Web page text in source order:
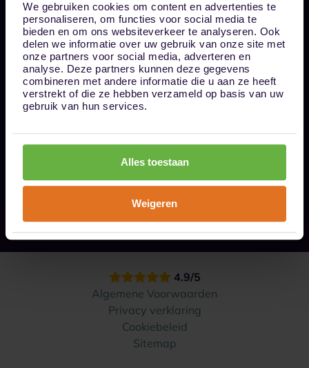
We gebruiken cookies om content en advertenties te
personaliseren, om functies voor social media te
bieden en om ons websiteverkeer te analyseren. Ook
delen we informatie over uw gebruik van onze site met
onze partners voor social media, adverteren en
analyse. Deze partners kunnen deze gegevens
combineren met andere informatie die u aan ze heeft
verstrekt of die ze hebben verzameld op basis van uw
gebruik van hun services.
Alles toestaan
Weigeren
Bel ons op 085 - 0161611
info@1box.nl
Volg ons
Onze opslaglocaties
Hoe werkt het?
4.9/5
Algemene Voorwaarden
Privacy verklaring
Cookiebeleid
Sitemap